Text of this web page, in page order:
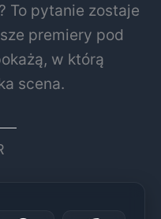
To pytanie zostaje
premiery pod
w którą
scena.